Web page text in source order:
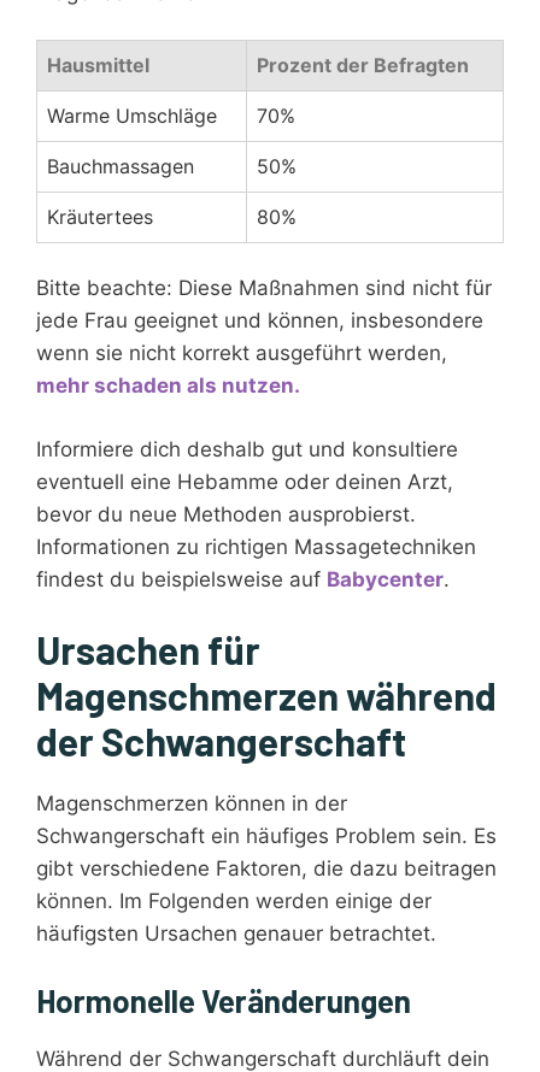
Hausmittel Prozent der Befragten
Warme Umschläge 70%
Bauchmassagen 50%
Kräutertees 80%
Bitte beachte: Diese Maßnahmen sind nicht für
jede Frau geeignet und können, insbesondere
wenn sie nicht korrekt ausgeführt werden,
mehr schaden als nutzen.
Informiere dich deshalb gut und konsultiere
eventuell eine Hebamme oder deinen Arzt,
bevor du neue Methoden ausprobierst.
Informationen zu richtigen Massagetechniken
findest du beispielsweise auf Babycenter.
Ursachen für
Magenschmerzen während
der Schwangerschaft
Magenschmerzen können in der
Schwangerschaft ein häufiges Problem sein. Es
gibt verschiedene Faktoren, die dazu beitragen
können. Im Folgenden werden einige der
häufigsten Ursachen genauer betrachtet.
Hormonelle Veränderungen
Während der Schwangerschaft durchläuft dein